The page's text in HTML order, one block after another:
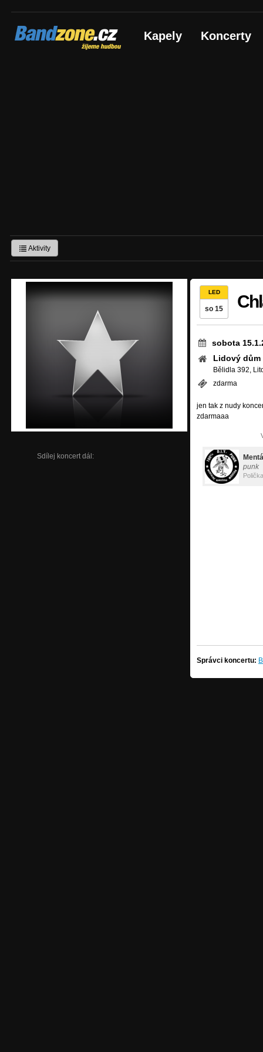
Bandzone.cz
žijeme hudbou Kapely Koncerty
Aktivity
Sdílej koncert dál:
LED
so 15
sobota
Lidový dům
Bělidla 392,
zdarma
jen tak z nudy
zdarmaaa
punk
Polička
Správci koncertu: